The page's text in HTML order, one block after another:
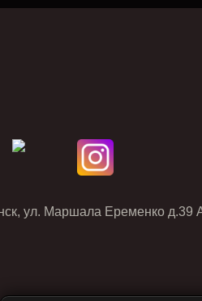
ул. Маршала Еременко